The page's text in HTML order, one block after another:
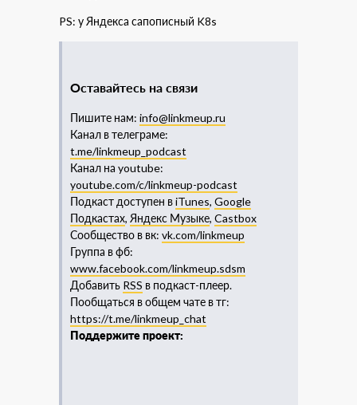
PS: у Яндекса сапописный K8s
Оставайтесь на связи
Пишите нам: info@linkmeup.ru
Канал в телеграме:
t.me/linkmeup_podcast
Канал на youtube:
youtube.com/c/linkmeup-podcast
Подкаст доступен вiTunes, Google
Подкастах, Яндекс Музыке, Castbox
Сообщество в вк: vk.com/linkmeup
Группа в фб:
www.facebook.com/linkmeup.sdsm
Добавить RSS в подкаст-плеер.
Пообщаться в общем чате в тг:
https://t.me/linkmeup_chat
Поддержите проект: